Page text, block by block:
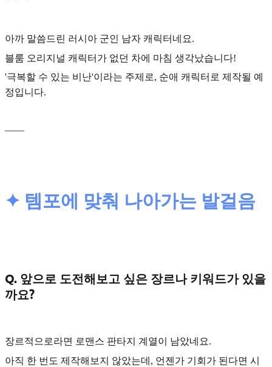
아까 말씀드린 러시아 군인 남자 캐릭터 네요.
블룸 오리지널 캐릭터가 없던 차에 마침 생각났습니다!
'극복할 수 있는 비난'이라는 주제로, 순애 캐릭터로 제작될 예
정입니다.
✦ 템포에 맞춰 나아가는 발걸음
Q. 앞으로 도전해보고 싶은 장르나 키워드가 있을
까요?
장르적으로라면 로맨스 판타지 계열이 남았네요.
아직 한 번도 제작해보지 않았는데, 언젠가 기회가 된다면 시